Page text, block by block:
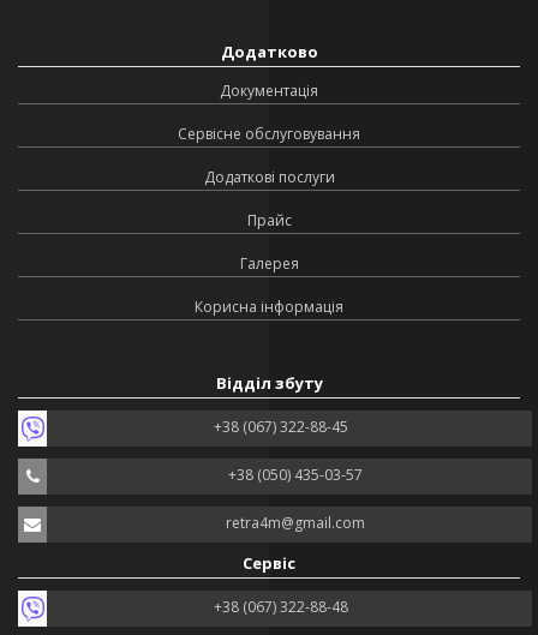
Додатково
Документація
Сервісне обслуговування
Додаткові послуги
Прайс
Галерея
Корисна інформація
Відділ збуту
+38 (067) 322-88-45
+38 (050) 435-03-57
retra4m@gmail.com
Сервіс
+38 (067) 322-88-48